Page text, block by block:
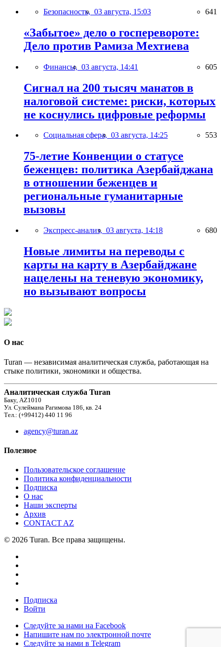
Безопасность, 03 августа, 15:03 641
«Забытое» дело о госперевороте:
Дело против Рамиза Мехтиева
Финансы, 03 августа, 14:41 605
Сигнал на 200 тысяч манатов в
налоговой системе: риски, которых
не коснулись цифровые реформы
Социальная сфера, 03 августа, 14:25 553
75-летие Конвенции о статусе
беженцев: политика Азербайджана
в отношении беженцев и
региональные гуманитарные
вызовы
Экспресс-анализ, 03 августа, 14:18 680
Новые лимиты на переводы с
карты на карту в Азербайджане
нацелены на теневую экономику,
но вызывают вопросы
О нас
Turan — независимая аналитическая служба, работающая на
стыке политики, экономики и общества.
Аналитическая служба Turan
Баку, AZ1010
Ул. Сулеймана Рагимова 186, кв. 24
Тел.: (+99412) 440 11 96
agency@turan.az
Полезное
Пользовательское соглашение
Политика конфиденциальности
Подписка
О нас
Наши эксперты
Архив
CONTACT AZ
© 2026 Turan. Все права защищены.
Подписка
Войти
Следуйте за нами на Facebook
Напишите нам по электронной почте
Следуйте за нами в Telegram